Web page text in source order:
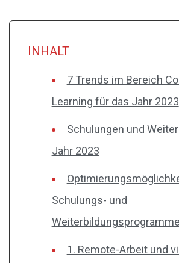
INHALT
7 Trends im Bereich
Learning für das Jahr 2023
Schulungen und
Jahr 2023
Schulungs- und
Weiterbildungsprogramme
1. Remote-Arbeit und